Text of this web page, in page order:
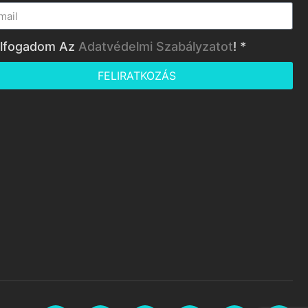
Az Adatvédelmi Szabályzatot! *
FELIRATKOZÁS